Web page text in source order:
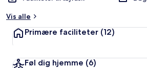
Vis alle
Primære faciliteter (12)
Føl dig hjemme (6)